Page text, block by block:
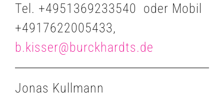
Tel. +4951369233540 oder Mobil
+4917622005433,
b.kisser@burckhardts.de
Jonas Kullmann